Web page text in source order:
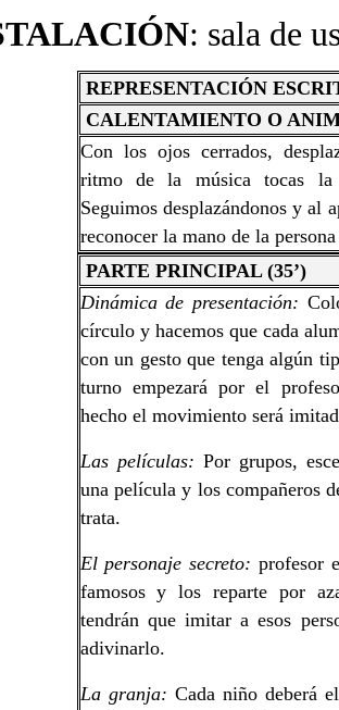
: sala de
REPRESENTACIÓN
CALENTAMIENTO O
Con los ojos cerrados,
ritmo de la música tocas la
Seguimos desplazándonos y al
reconocer la mano de la
PARTE PRINCIPAL (35’)
Dinámica de presentación:
círculo y hacemos que cada
con un gesto que tenga algún
turno empezará por el
hecho el movimiento será
Las películas: Por grupos,
una película y los compañeros
trata.
El personaje secreto:profesor
famosos y los reparte por
tendrán que imitar a esos
adivinarlo.
La granja: Cada niño deberá